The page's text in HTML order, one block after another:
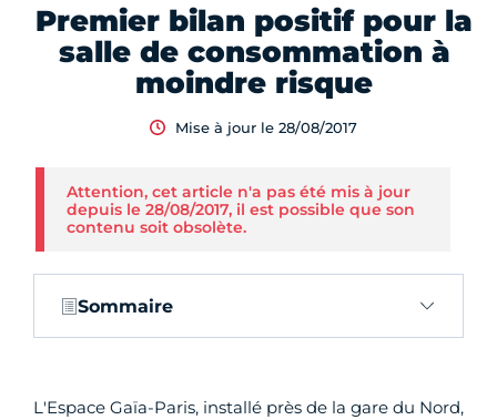
Premier bilan positif pour la
salle de consommation à
moindre risque
Mise à jour le 28/08/2017
Attention, cet article n'a pas été mis à jour
depuis le 28/08/2017, il est possible que son
contenu soit obsolète.
Sommaire
L'Espace Gaïa-Paris, installé près de la gare du Nord,